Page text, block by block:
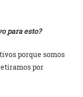
para esto?
porque somos
por